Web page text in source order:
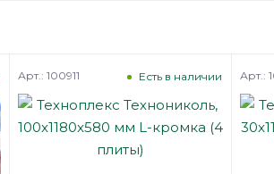
Есть в наличии
Арт.: 100911 Арт.: